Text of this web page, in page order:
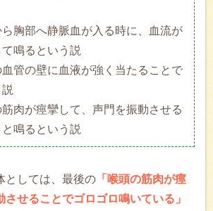
胸部へ静脈血が入る時に、血流が
鳴るという説
管の壁に血液が強く当たることで
肉が痙攣して、声門を振動させる
鳴るという説
としては、最後の 「喉頭の筋肉が痙
せることでゴロゴロ鳴いている」